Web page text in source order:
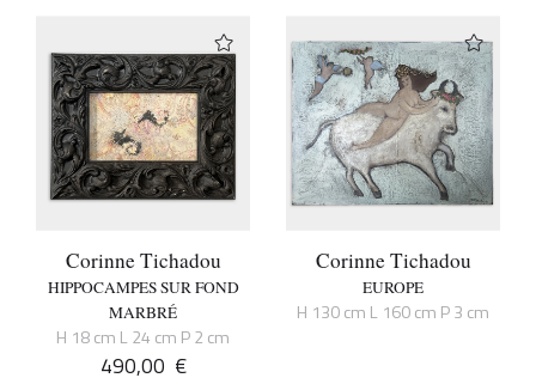
Corinne Tichadou
HIPPOCAMPES SUR FOND
MARBRÉ
H 18 cm L 24 cm P 2 cm
490,00 €
Corinne Tichadou
EUROPE
H 130 cm L 160 cm P 3 cm